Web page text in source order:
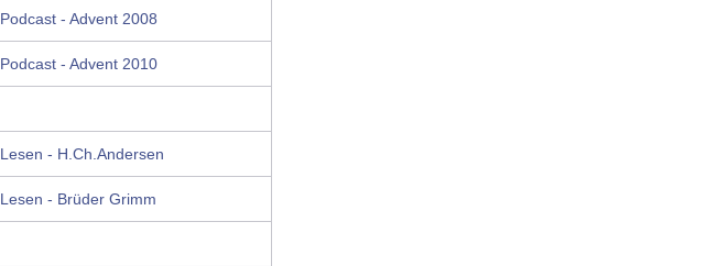
Podcast - Advent 2008
Podcast - Advent 2010
Lesen - H.Ch.Andersen
Lesen - Brüder Grimm